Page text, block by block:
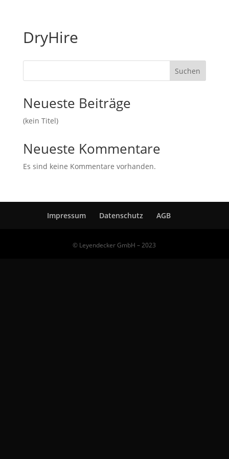
DryHire
Suchen
Neueste Beiträge
(kein Titel)
Neueste Kommentare
Es sind keine Kommentare vorhanden.
Impressum Datenschutz AGB
©️ Leyendecker GmbH – 2023